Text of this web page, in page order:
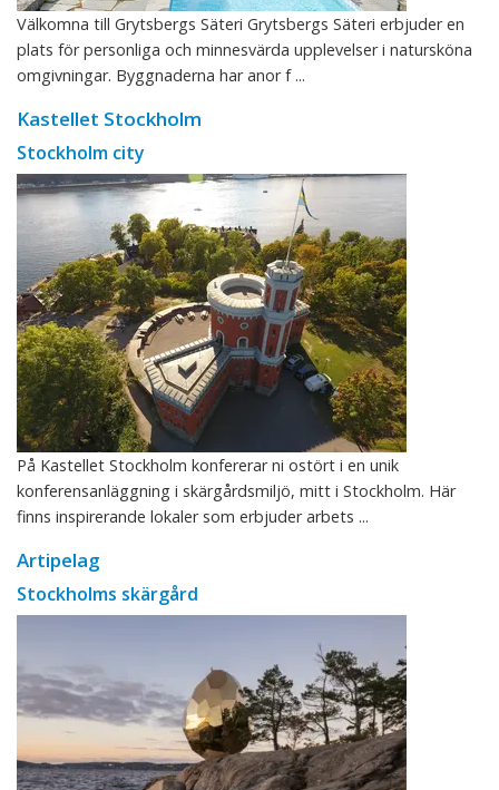
Välkomna till Grytsbergs Säteri Grytsbergs Säteri erbjuder en
plats för personliga och minnesvärda upplevelser i natursköna
omgivningar. Byggnaderna har anor f ...
Kastellet Stockholm
Stockholm city
På Kastellet Stockholm konfererar ni ostört i en unik
konferensanläggning i skärgårdsmiljö, mitt i Stockholm. Här
finns inspirerande lokaler som erbjuder arbets ...
Artipelag
Stockholms skärgård